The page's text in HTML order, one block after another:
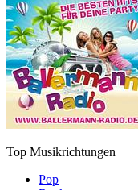
Top Musikrichtungen
Pop